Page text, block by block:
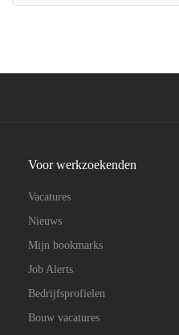
Voor werkzoekenden
Vacatures
Nieuws
Mijn bookmarks
Job Alerts
Bedrijfsprofielen
Bouw vacatures